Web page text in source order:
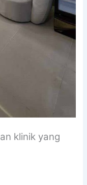
klinik yang